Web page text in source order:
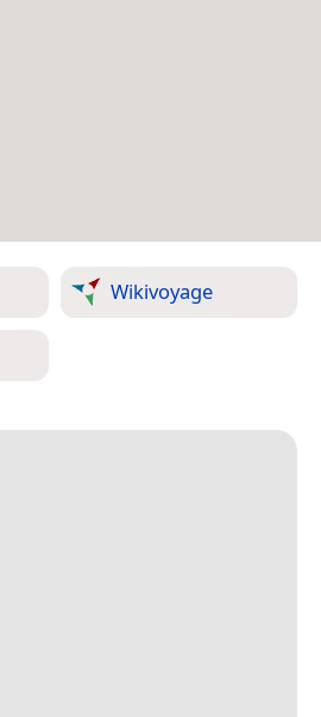
Wikivoyage